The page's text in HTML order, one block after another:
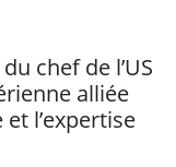
chef de l’US
alliée
l’expertise